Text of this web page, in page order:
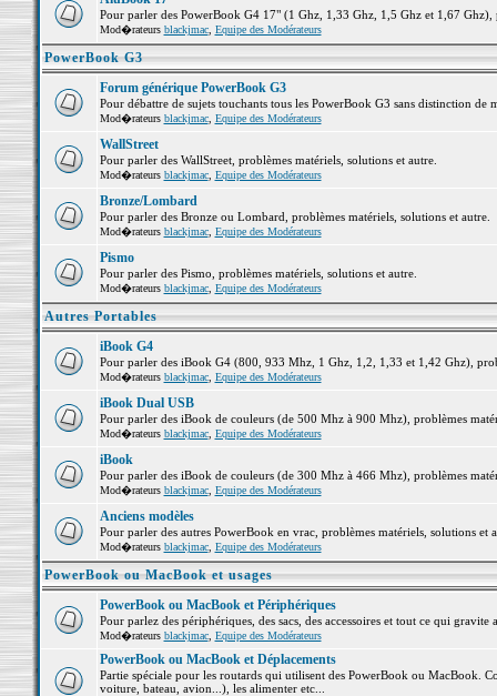
Pour parler des PowerBook G4 17" (1 Ghz, 1,33 Ghz, 1,5 Ghz et 1,67 Ghz),
Mod�rateurs blackjmac, Equipe des Modérateurs
PowerBook G3
Forum générique PowerBook G3
Pour débattre de sujets touchants tous les PowerBook G3 sans distinction de
Mod�rateurs blackjmac, Equipe des Modérateurs
WallStreet
Pour parler des WallStreet, problèmes matériels, solutions et autre.
Mod�rateurs blackjmac, Equipe des Modérateurs
Bronze/Lombard
Pour parler des Bronze ou Lombard, problèmes matériels, solutions et autre.
Mod�rateurs blackjmac, Equipe des Modérateurs
Pismo
Pour parler des Pismo, problèmes matériels, solutions et autre.
Mod�rateurs blackjmac, Equipe des Modérateurs
Autres Portables
iBook G4
Pour parler des iBook G4 (800, 933 Mhz, 1 Ghz, 1,2, 1,33 et 1,42 Ghz),
Mod�rateurs blackjmac, Equipe des Modérateurs
iBook Dual USB
Pour parler des iBook de couleurs (de 500 Mhz à 900 Mhz), problèmes
Mod�rateurs blackjmac, Equipe des Modérateurs
iBook
Pour parler des iBook de couleurs (de 300 Mhz à 466 Mhz), problèmes
Mod�rateurs blackjmac, Equipe des Modérateurs
Anciens modèles
Pour parler des autres PowerBook en vrac, problèmes matériels, solutions et
Mod�rateurs blackjmac, Equipe des Modérateurs
PowerBook ou MacBook et usages
PowerBook ou MacBook et Périphériques
Pour parlez des périphériques, des sacs, des accessoires et tout ce qui
Mod�rateurs blackjmac, Equipe des Modérateurs
PowerBook ou MacBook et Déplacements
Partie spéciale pour les routards qui utilisent des PowerBook ou MacBook.
voiture, bateau, avion...), les alimenter etc...